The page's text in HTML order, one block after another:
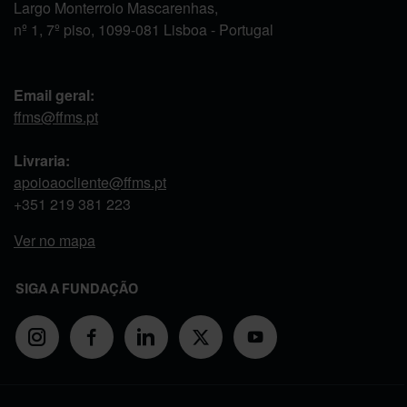
Largo Monterroio Mascarenhas,
nº 1, 7º piso, 1099-081 Lisboa - Portugal
Email geral:
ffms@ffms.pt
Livraria:
apoioaocliente@ffms.pt
+351 219 381 223
Ver no mapa
SIGA A FUNDAÇÃO